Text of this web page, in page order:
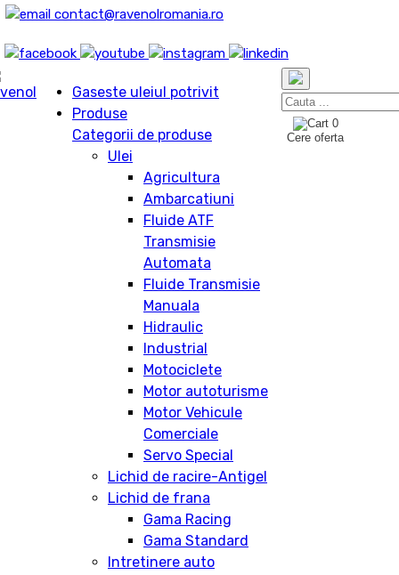
contact@ravenolromania.ro
Gaseste uleiul potrivit
Produse
Categorii de produse
Ulei
Agricultura
Ambarcatiuni
Fluide ATF
Transmisie
Automata
Fluide Transmisie
Manuala
Hidraulic
Industrial
Motociclete
Motor autoturisme
Motor Vehicule
Comerciale
Servo Special
Lichid de racire-Antigel
Lichid de frana
Gama Racing
Gama Standard
Intretinere auto
0
Cere oferta